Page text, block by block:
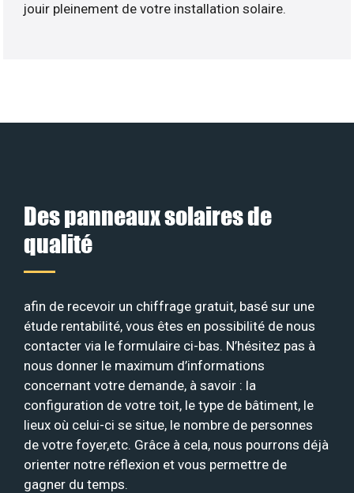
jouir pleinement de votre installation solaire.
Des panneaux solaires de
qualité
afin de recevoir un chiffrage gratuit, basé sur une
étude rentabilité, vous êtes en possibilité de nous
contacter via le formulaire ci-bas. N’hésitez pas à
nous donner le maximum d’informations
concernant votre demande, à savoir : la
configuration de votre toit, le type de bâtiment, le
lieux où celui-ci se situe, le nombre de personnes
de votre foyer,etc. Grâce à cela, nous pourrons déjà
orienter notre réflexion et vous permettre de
gagner du temps.